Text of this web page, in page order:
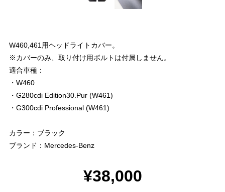
W460,461用ヘッドライトカバー。
※カバーのみ、取り付け用ボルトは付属しません。
適合車種：
・W460
・G280cdi Edition30.Pur (W461)
・G300cdi Professional (W461)
カラー：ブラック
ブランド：Mercedes-Benz
¥38,000